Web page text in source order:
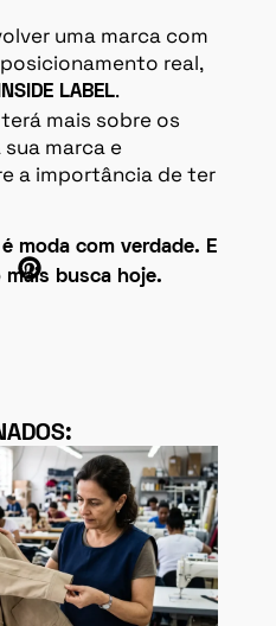
uma marca com
real,
LABEL.
mais sobre os
marca e
a importância de ter
moda com verdade. E
busca hoje.